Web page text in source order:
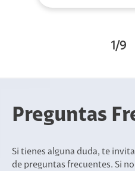
1/9
Preguntas
Si tienes alguna duda, te
de preguntas frecuentes. Si